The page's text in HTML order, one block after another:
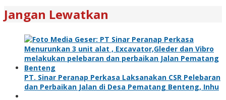
Jangan Lewatkan
PT. Sinar Peranap Perkasa Laksanakan CSR Pelebaran
dan Perbaikan Jalan di Desa Pematang Benteng, Inhu